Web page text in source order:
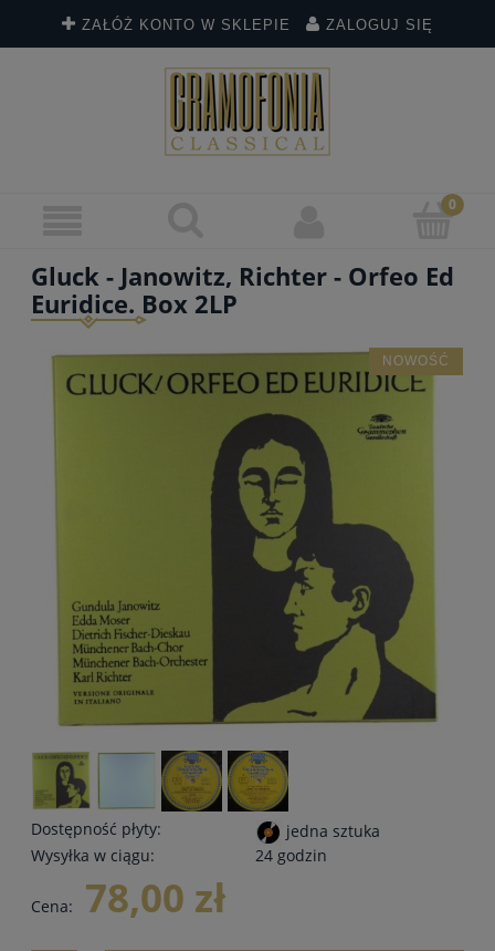
ZAŁÓŻ KONTO W SKLEPIE ZALOGUJ SIĘ
Gluck - Janowitz, Richter - Orfeo Ed
Euridice. Box 2LP
NOWOŚĆ
Dostępność płyty:
jedna sztuka
Wysyłka w ciągu:
24 godzin
Cena: 78,00 zł